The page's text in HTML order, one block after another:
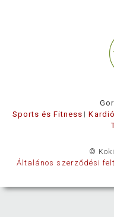
Sports és Fitness
Kardió
©
Általános szerződési